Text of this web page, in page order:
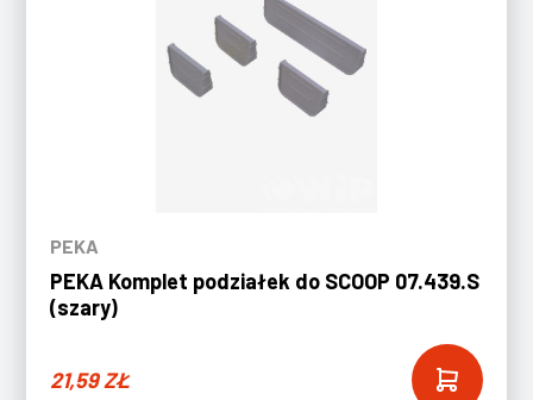
PEKA
PEKA Komplet podziałek do SCOOP 07.439.S
(szary)
21,59ZŁ